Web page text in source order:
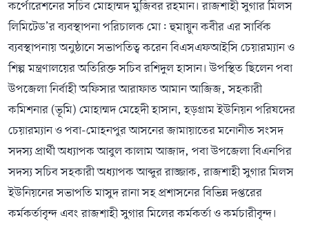
কর্পোরেশনের সচিব মোহাম্মদ মুজিবর রহমান। রাজশাহী সুগার মিলস
লিমিটেড’র ব্যবস্থাপনা পরিচালক মো: হুমায়ুন কবীর এর সার্বিক
ব্যবস্থাপনায় অনুষ্ঠানে সভাপতিত্ব করেন বিএসএফআইসি চেয়ারম্যান ও
শিল্প মন্ত্রণালয়ের অতিরিক্ত সচিব রশিদুল হাসান। উপস্থিত ছিলেন পবা
উপজেলা নির্বাহী অফিসার আরাফাত আমান আজিজ, সহকারী
কমিশনার (ভূমি) মোহাম্মদ মেহেদী হাসান, হড়গ্রাম ইউনিয়ন পরিষদের
চেয়ারম্যান ও পবা-মোহনপুর আসনের জামায়াতের মনোনীত সংসদ
সদস্য প্রার্থী অধ্যাপক আবুল কালাম আজাদ, পবা উপজেলা বিএনপির
সদস্য সচিব সহকারী অধ্যাপক আব্দুর রাজ্জাক, রাজশাহী সুগার মিলস
ইউনিয়নের সভাপতি মাসুদ রানা সহ প্রশাসনের বিভিন্ন দপ্তরের
কর্মকর্তাবৃন্দ এবং রাজশাহী সুগার মিলের কর্মকর্তা ও কর্মচারীবৃন্দ।